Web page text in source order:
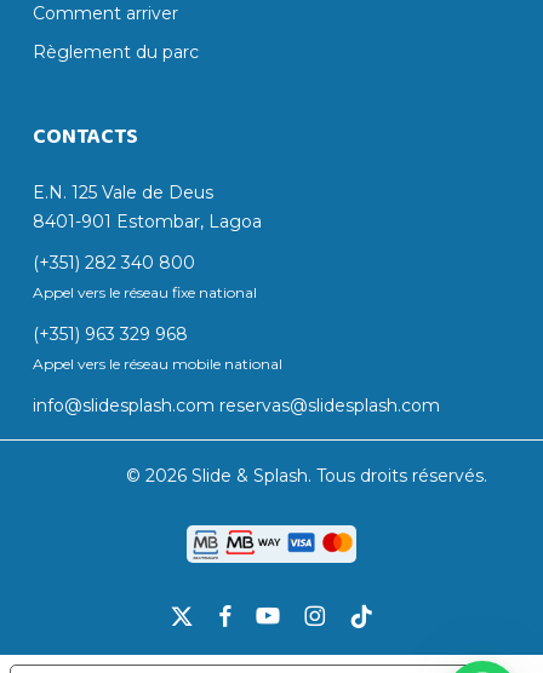
Comment arriver
Règlement du parc
CONTACTS
E.N. 125 Vale de Deus
8401-901 Estombar, Lagoa
(+351) 282 340 800
Appel vers le réseau fixe national
(+351) 963 329 968
Appel vers le réseau mobile national
info@slidesplash.com reservas@slidesplash.com
© 2026 Slide & Splash. Tous droits réservés.
x-
facebookyoutubeinstagram
tiktok